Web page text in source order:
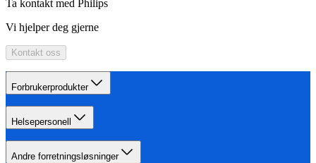
Ta kontakt med Philips
Vi hjelper deg gjerne
Kontakt oss
Forbrukerprodukter
Helsepersonell
Andre forretningsløsninger